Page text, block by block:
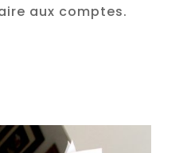
aux comptes.